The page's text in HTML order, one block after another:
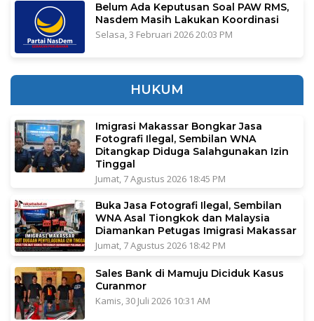
Belum Ada Keputusan Soal PAW RMS,
Nasdem Masih Lakukan Koordinasi
Selasa, 3 Februari 2026 20:03 PM
HUKUM
Imigrasi Makassar Bongkar Jasa
Fotografi Ilegal, Sembilan WNA
Ditangkap Diduga Salahgunakan Izin
Tinggal
Jumat, 7 Agustus 2026 18:45 PM
Buka Jasa Fotografi Ilegal, Sembilan
WNA Asal Tiongkok dan Malaysia
Diamankan Petugas Imigrasi Makassar
Jumat, 7 Agustus 2026 18:42 PM
Sales Bank di Mamuju Diciduk Kasus
Curanmor
Kamis, 30 Juli 2026 10:31 AM